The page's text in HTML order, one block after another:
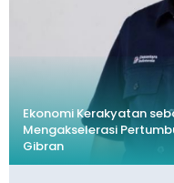
Ekonomi Kerakyatan
Mengakselerasi
Gibran